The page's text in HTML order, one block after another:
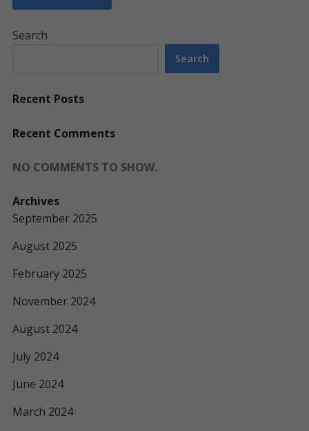
Search
Search
Recent Posts
Recent Comments
NO COMMENTS TO SHOW.
Archives
September 2025
August 2025
February 2025
November 2024
August 2024
July 2024
June 2024
March 2024